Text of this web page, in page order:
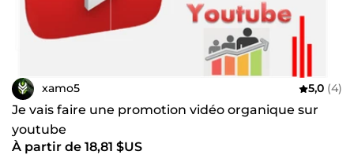
xamo5 5,0 (4)
Je vais faire une promotion vidéo organique sur
youtube
À partir de 18,81 $US